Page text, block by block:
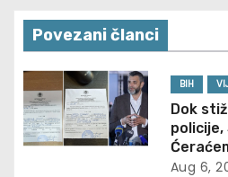
a
v
i
g
Povezani članci
BIH
Dok
policije,
Aug 6,